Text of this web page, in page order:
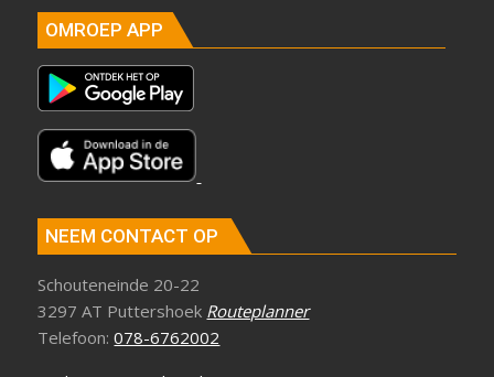
OMROEP APP
NEEM CONTACT OP
Schouteneinde 20-22
3297 AT Puttershoek Routeplanner
Telefoon:078-6762002